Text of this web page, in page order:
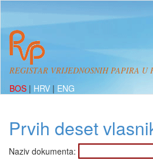
REGISTAR VRIJEDNOSNIH PAPIRA U
BOS | HRV | ENG
Prvih deset
Naziv dokumenta: